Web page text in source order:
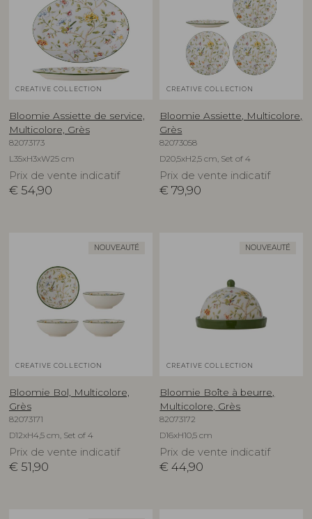
CREATIVE COLLECTION
Bloomie Assiette de service,
Multicolore, Grès
82073173
L35xH3xW25 cm
Prix de vente indicatif
€ 54,90
CREATIVE COLLECTION
Bloomie Assiette, Multicolore,
Grès
82073058
D20,5xH2,5 cm, Set of 4
Prix de vente indicatif
€ 79,90
NOUVEAUTÉ
CREATIVE COLLECTION
Bloomie Bol, Multicolore,
Grès
82073171
D12xH4,5 cm, Set of 4
Prix de vente indicatif
€ 51,90
NOUVEAUTÉ
CREATIVE COLLECTION
Bloomie Boîte à beurre,
Multicolore, Grès
82073172
D16xH10,5 cm
Prix de vente indicatif
€ 44,90